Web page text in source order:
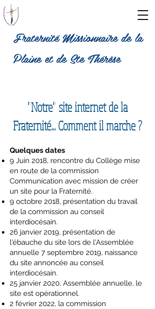
Fraternité Missionnaire de la
Plaine et de Ste Thérèse
"Notre" site internet de la
Fraternité... Comment il marche ?
Quelques dates
9 Juin 2018, rencontre du Collège mise
en route de la commission
Communication avec mission de créer
un site pour la Fraternité.
9 octobre 2018, présentation du travail
de la commission au conseil
interdiocésain.
26 janvier 2019, présentation de
l'ébauche du site lors de l'Assemblée
annuelle 7 septembre 2019, naissance
du site annoncée au conseil
interdiocésain.
25 janvier 2020, Assemblée annuelle, le
site est opérationnel.
2 février 2022, la commission